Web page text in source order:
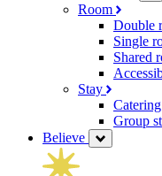
Room
Double
Single
Shared
Stay
Catering
Group
Believe